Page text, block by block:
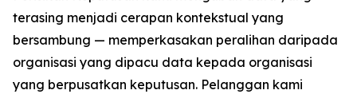
terasing menjadi cerapan kontekstual yang
bersambung — memperkasakan peralihan daripada
organisasi yang dipacu data kepada organisasi
yang berpusatkan keputusan. Pelanggan kami